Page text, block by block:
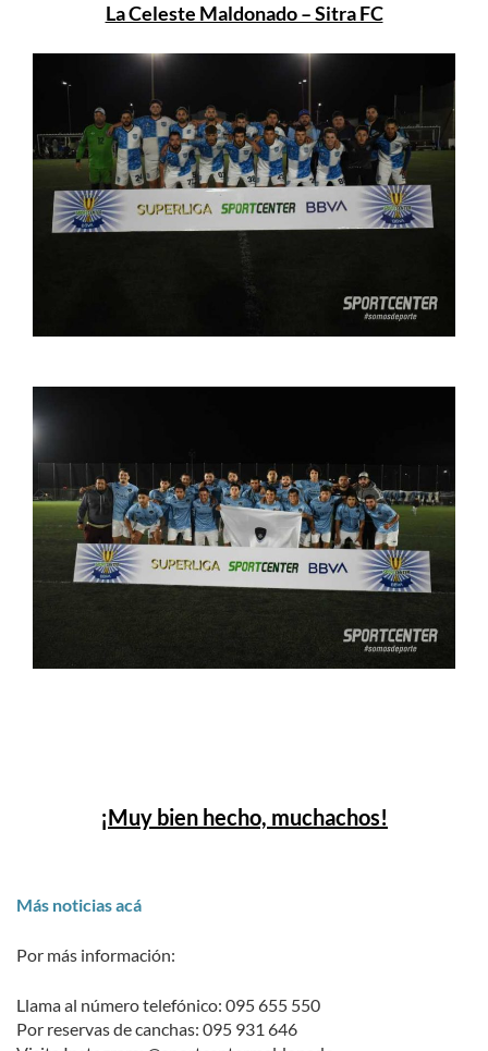
La Celeste Maldonado – Sitra FC
¡Muy bien hecho, muchachos!
Más noticias acá
Por más información:
Llama al número telefónico: 095 655 550
Por reservas de canchas: 095 931 646